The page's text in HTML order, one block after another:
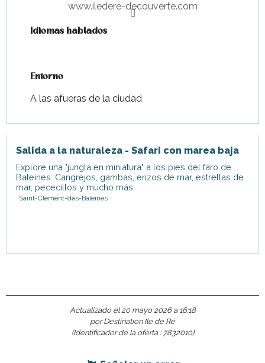
www.iledere-decouverte.com
Idiomas hablados
Idiomas hablados
Entorno
Entorno
A las afueras de la ciudad
Salida a la naturaleza - Safari con marea baja
Explore una "jungla en miniatura" a los pies del faro de
Baleines. Cangrejos, gambas, erizos de mar, estrellas de
mar, pececillos y mucho más.
Saint-Clément-des-Baleines
Actualizado el 20 mayo 2026 a 16:18
por Destination Ile de Ré
(Identificador de la oferta : 7832010)